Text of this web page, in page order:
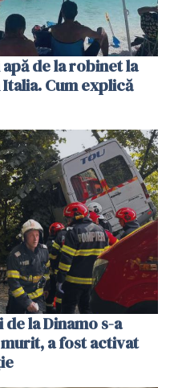
de la robinet la
Cum explică
la Dinamo s-a
a fost activat